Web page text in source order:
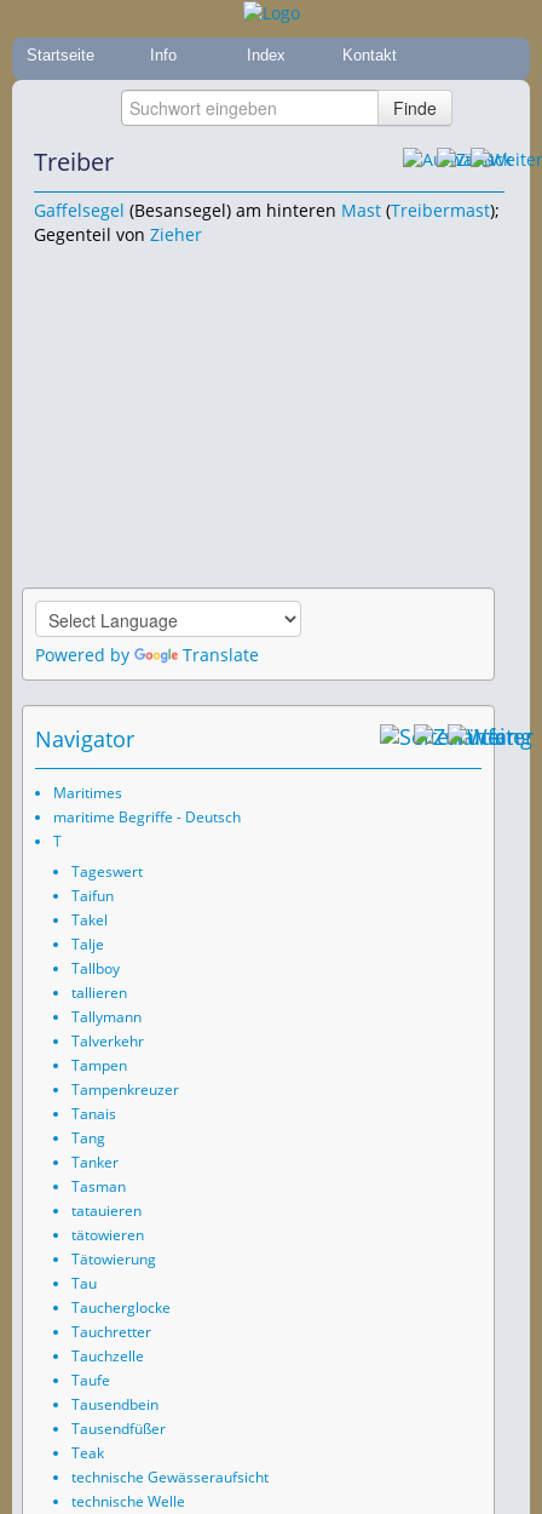
Startseite Info Index Kontakt
Treiber
Gaffelsegel (Besansegel) am hinteren Mast (Treibermast);
Gegenteil von Zieher
Powered by Translate
Navigator
Maritimes
maritime Begriffe - Deutsch
T
Tageswert
Taifun
Takel
Talje
Tallboy
tallieren
Tallymann
Talverkehr
Tampen
Tampenkreuzer
Tanais
Tang
Tanker
Tasman
tatauieren
tätowieren
Tätowierung
Tau
Taucherglocke
Tauchretter
Tauchzelle
Taufe
Tausendbein
Tausendfüßer
Teak
technische Gewässeraufsicht
technische Welle